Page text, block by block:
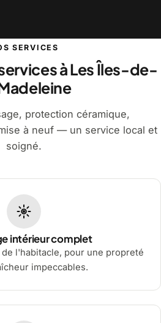
SERVICES
à Les Îles-de-
protection céramique,
à neuf — un service local et
soigné.
intérieur complet
l'habitacle, pour une propreté
impeccables.